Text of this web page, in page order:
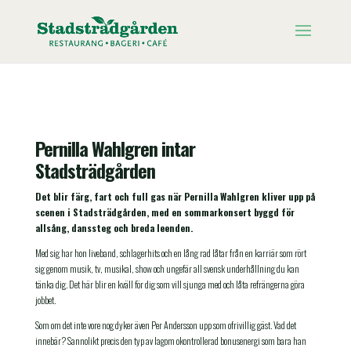
Pernilla Wahlgren intar
Stadsträdgården
Det blir färg, fart och full gas när Pernilla Wahlgren kliver upp på
scenen i Stadsträdgården, med en sommar­konsert byggd för
allsång, danssteg och breda leenden.
Med sig har hon liveband, schlagerhits och en lång rad låtar från en karriär som rört
sig genom musik, tv, musikal, show och ungefär all svensk underhållning du kan
tänka dig. Det här blir en kväll för dig som vill sjunga med och låta refrängerna göra
jobbet.
Som om det inte vore nog dyker även Per Andersson upp som ofrivillig gäst. Vad det
innebär? Sannolikt precis den typ av lagom okontrollerad bonus­energi som bara han